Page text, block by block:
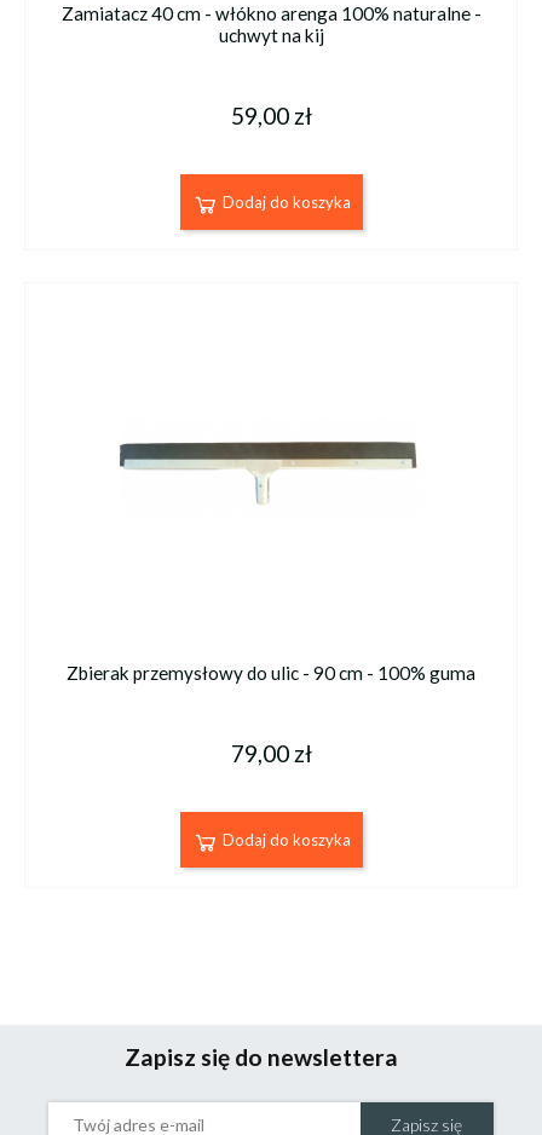
Zamiatacz 40 cm - włókno arenga 100% naturalne -
uchwyt na kij
59,00 zł
Dodaj do koszyka
Zbierak przemysłowy do ulic - 90 cm - 100% guma
79,00 zł
Dodaj do koszyka
Zapisz się do newslettera
Zapisz się